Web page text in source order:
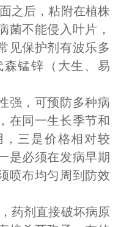
之后，粘附在植株
菌不能侵入叶片，
见保护剂有波乐多
锰锌（大生、易
强，可预防多种病
在同一生长季节和
三是价格相对较
是必须在发病早期
喷布均匀周到防效
药剂直接破坏病原